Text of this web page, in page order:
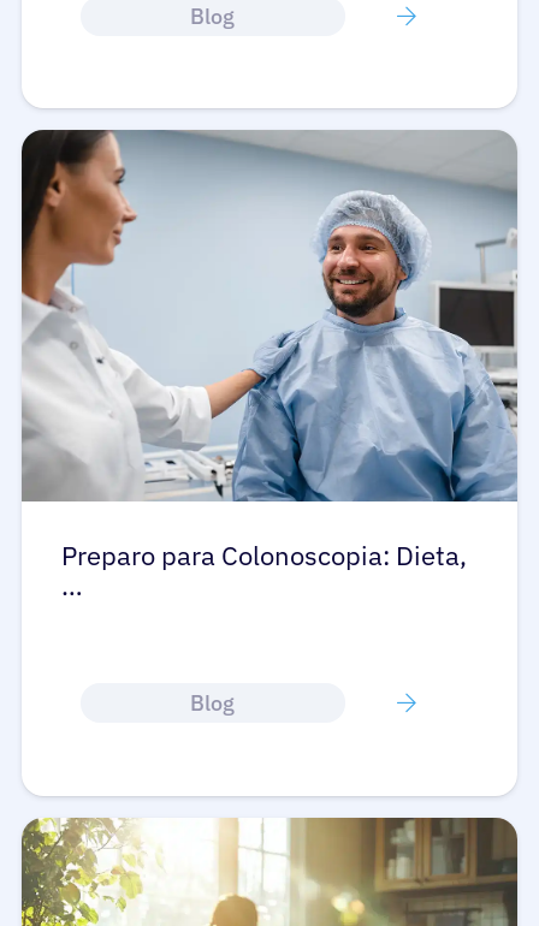
Blog
Preparo para Colonoscopia: Dieta,
…
Blog